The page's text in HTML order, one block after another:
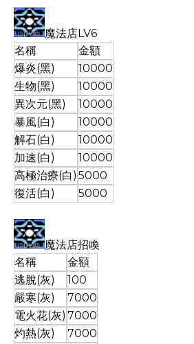
魔法店LV6
名稱
金額
爆炎(黑)
10000
生物(黑)
10000
異次元(黑)
10000
暴風(白)
10000
解石(白)
10000
加速(白)
10000
高極治療(白) 5000
復活(白)
5000
魔法店招喚
名稱
金額
逃脫(灰)
100
嚴寒(灰)
7000
電火花(灰) 7000
灼熱(灰)
7000